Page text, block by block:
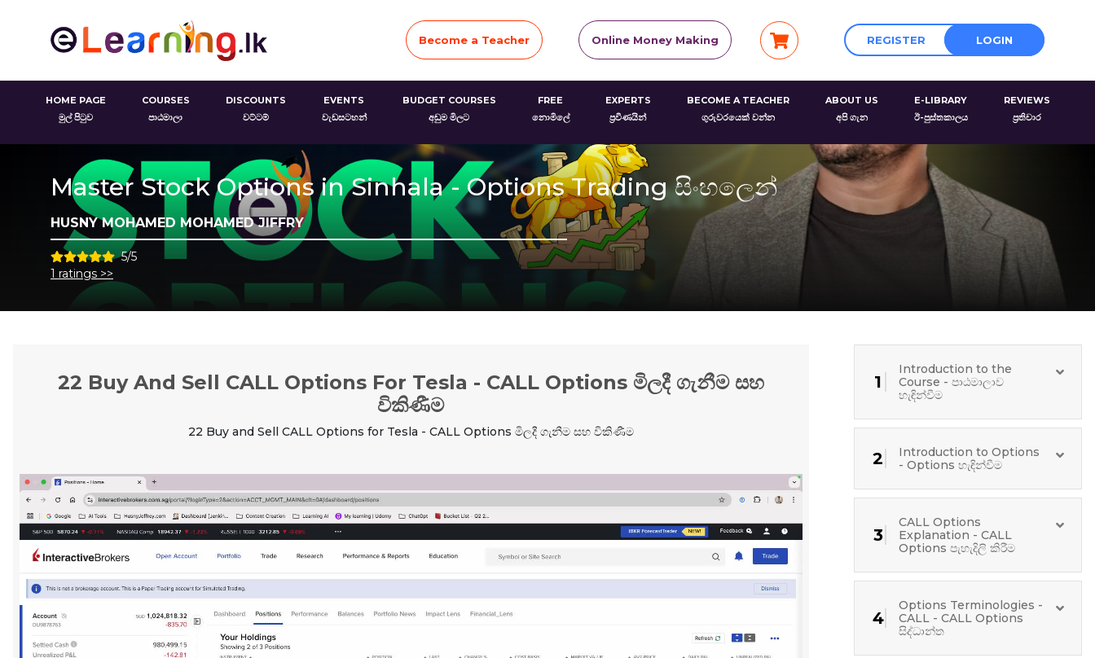
Become a Teacher Online Money Making REGISTER LOGIN
HOME PAGE
මුල් පිටුව
COURSES
පාඨමාලා
DISCOUNTS
වට්ටම්
EVENTS
වැඩසටහන්
BUDGET COURSES
අඩුම මිලට
FREE
නොමිලේ
EXPERTS
ප්‍රවීණයින්
BECOME A TEACHER
ගුරුවරයෙක් වන්න
ABOUT US
අපි ගැන
E-LIBRARY
ඊ-පුස්තකාලය
REVIEWS
ප්‍රතිචාර
Master Stock Options in Sinhala - Options Trading සිංහලෙන්
HUSNY MOHAMED MOHAMED JIFFRY
5/5
1 ratings >>
22 Buy And Sell CALL Options For Tesla - CALL Options මිලදී ගැනීම සහ
විකිණීම
22 Buy and Sell CALL Options for Tesla - CALL Options මිලදී ගැනීම සහ විකිණීම
1
Introduction to the
Course - පාඨමාලාව
හැඳින්වීම
2
Introduction to Options
- Options හැඳින්වීම
3
CALL Options
Explanation - CALL
Options පැහැදිලි කිරීම
4
Options Terminologies -
CALL - CALL Options
සිද්ධාන්ත